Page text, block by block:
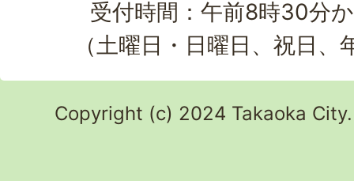
受付時間：午前8時30分
（土曜日・日曜日、祝日
Copyright (c) 2024 Takaoka